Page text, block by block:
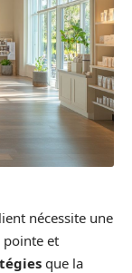
nécessite une
et
que la